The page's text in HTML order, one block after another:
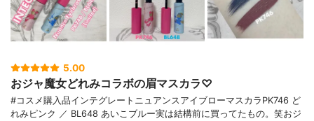
5.00
おジャ魔女どれみコラボの眉マスカラ♡
#コスメ購入品インテグレートニュアンスアイブローマスカラPK746 ど
れみピンク ／ BL648 あいこブルー実は結構前に買ってたもの。笑おジ